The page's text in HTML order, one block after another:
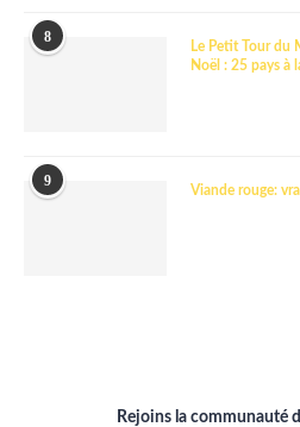
8
Le Petit Tour du
Noël : 25 pays à
9
Viande rouge:
Rejoins la communauté